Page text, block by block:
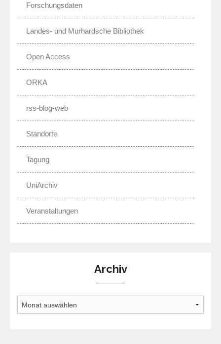
Forschungsdaten
Landes- und Murhardsche Bibliothek
Open Access
ORKA
rss-blog-web
Standorte
Tagung
UniArchiv
Veranstaltungen
Archiv